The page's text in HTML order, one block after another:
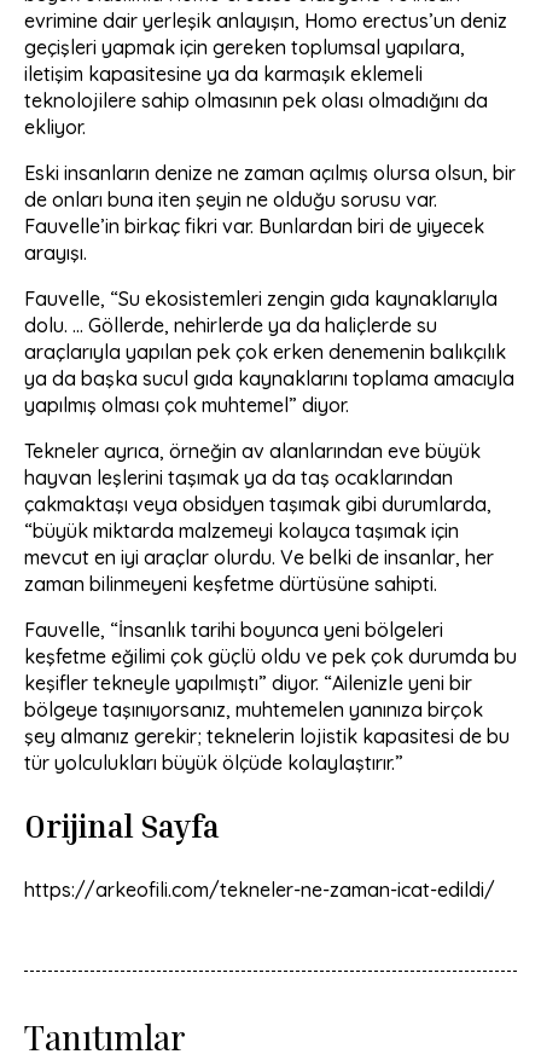
evrimine dair yerleşik anlayışın, Homo erectus’un deniz
geçişleri yapmak için gereken toplumsal yapılara,
iletişim kapasitesine ya da karmaşık eklemeli
teknolojilere sahip olmasının pek olası olmadığını da
ekliyor.
Eski insanların denize ne zaman açılmış olursa olsun, bir
de onları buna iten şeyin ne olduğu sorusu var.
Fauvelle’in birkaç fikri var. Bunlardan biri de yiyecek
arayışı.
Fauvelle, “Su ekosistemleri zengin gıda kaynaklarıyla
dolu. … Göllerde, nehirlerde ya da haliçlerde su
araçlarıyla yapılan pek çok erken denemenin balıkçılık
ya da başka sucul gıda kaynaklarını toplama amacıyla
yapılmış olması çok muhtemel” diyor.
Tekneler ayrıca, örneğin av alanlarından eve büyük
hayvan leşlerini taşımak ya da taş ocaklarından
çakmaktaşı veya obsidyen taşımak gibi durumlarda,
“büyük miktarda malzemeyi kolayca taşımak için
mevcut en iyi araçlar olurdu. Ve belki de insanlar, her
zaman bilinmeyeni keşfetme dürtüsüne sahipti.
Fauvelle, “İnsanlık tarihi boyunca yeni bölgeleri
keşfetme eğilimi çok güçlü oldu ve pek çok durumda bu
keşifler tekneyle yapılmıştı” diyor. “Ailenizle yeni bir
bölgeye taşınıyorsanız, muhtemelen yanınıza birçok
şey almanız gerekir; teknelerin lojistik kapasitesi de bu
tür yolculukları büyük ölçüde kolaylaştırır.”
Orijinal Sayfa
https://arkeofili.com/tekneler-ne-zaman-icat-edildi/
Tanıtımlar